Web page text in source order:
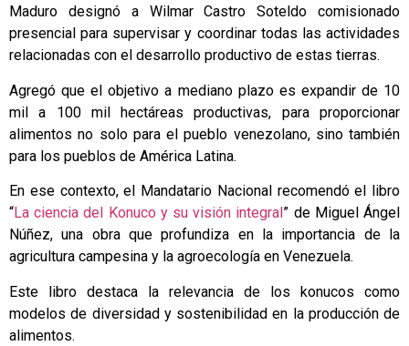
Maduro designó a Wilmar Castro Soteldo comisionado
presencial para supervisar y coordinar todas las actividades
relacionadas con el desarrollo productivo de estas tierras.
Agregó que el objetivo a mediano plazo es expandir de 10
mil a 100 mil hectáreas productivas, para proporcionar
alimentos no solo para el pueblo venezolano, sino también
para los pueblos de América Latina.
En ese contexto, el Mandatario Nacional recomendó el libro
“La ciencia del Konuco y su visión integral ” de Miguel Ángel
Núñez, una obra que profundiza en la importancia de la
agricultura campesina y la agroecología en Venezuela.
Este libro destaca la relevancia de los konucos como
modelos de diversidad y sostenibilidad en la producción de
alimentos.